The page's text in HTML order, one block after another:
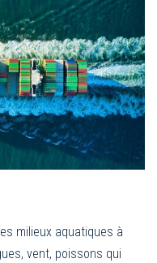
milieux aquatiques à
vent, poissons qui